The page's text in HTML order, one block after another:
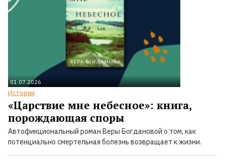
01.07.2026
Истории
«Царствие мне небесное»: книга,
порождающая споры
Автофикциональный роман Веры Богдановой о том, как
потенциально смертельная болезнь возвращает к жизни.